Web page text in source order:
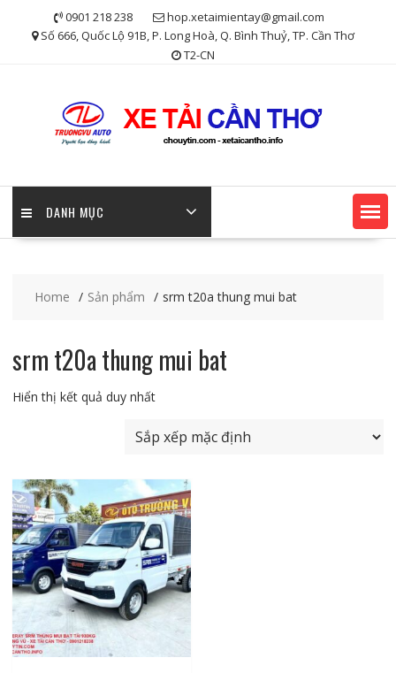
0901 218 238
hop.xetaimientay@gmail.com
Số 666, Quốc Lộ 91B, P. Long Hoà, Q. Bình Thuỷ, TP. Cần Thơ
T2-CN
DANH MỤC
Home Sản phẩm srm t20a thung mui bat
srm t20a thung mui bat
Hiển thị kết quả duy nhất